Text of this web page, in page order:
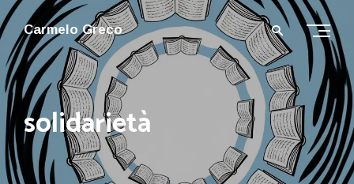
Carmelo Greco
solidarietà